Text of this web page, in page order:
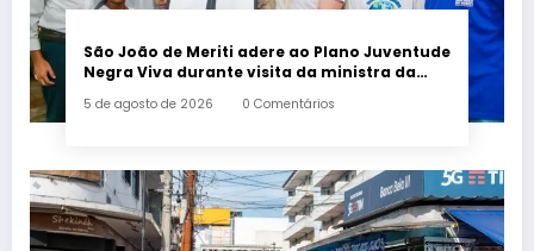
São João de Meriti adere ao Plano Juventude
Negra Viva durante visita da ministra da
5 de agosto de 2026 0 Comentários